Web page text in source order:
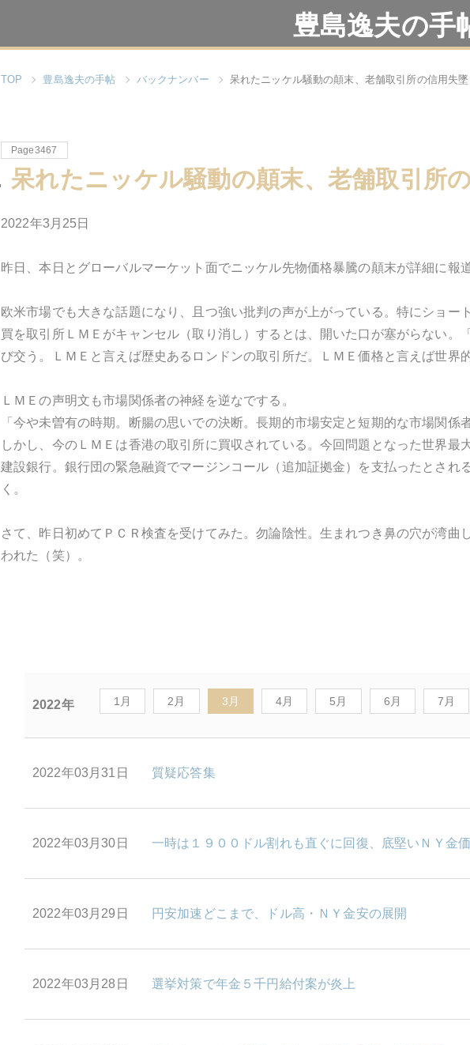
豊島逸夫の手
TOP 豊島逸夫の手帖 バックナンバー 呆れたニッケル騒動の顛末、老舗取引所の信用失墜
Page3467
呆れたニッケル騒動の顛末、老舗取引所
2022年3月25日
昨日、本日とグローバルマーケット面でニッケル先物価格暴騰の顛末が詳細に報
欧米市場でも大きな話題になり、且つ強い批判の声が上がっている。特にショ
買を取引所ＬＭＥがキャンセル（取り消し）するとは、開いた口が塞がらない
び交う。ＬＭＥと言えば歴史あるロンドンの取引所だ。ＬＭＥ価格と言えば世界
ＬＭＥの声明文も市場関係者の神経を逆なでする。
「今や未曽有の時期。断腸の思いでの決断。長期的市場安定と短期的な市場関係
しかし、今のＬＭＥは香港の取引所に買収されている。今回問題となった世界
建設銀行。銀行団の緊急融資でマージンコール（追加証拠金）を支払ったとされ
く。
さて、昨日初めてＰＣＲ検査を受けてみた。勿論陰性。生まれつき鼻の穴が湾
われた（笑）。
2022年 1月 2月 3月 4月 5月 6月 7月
2022年03月31日 質疑応答集
2022年03月30日 一時は１９００ドル割れも直ぐに回復、底堅いＮＹ金
2022年03月29日 円安加速どこまで、ドル高・ＮＹ金安の展開
2022年03月28日 選挙対策で年金５千円給付案が炎上